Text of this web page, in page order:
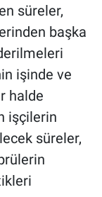
süreler,
başka
işinde ve
halde
işçilerin
süreler,